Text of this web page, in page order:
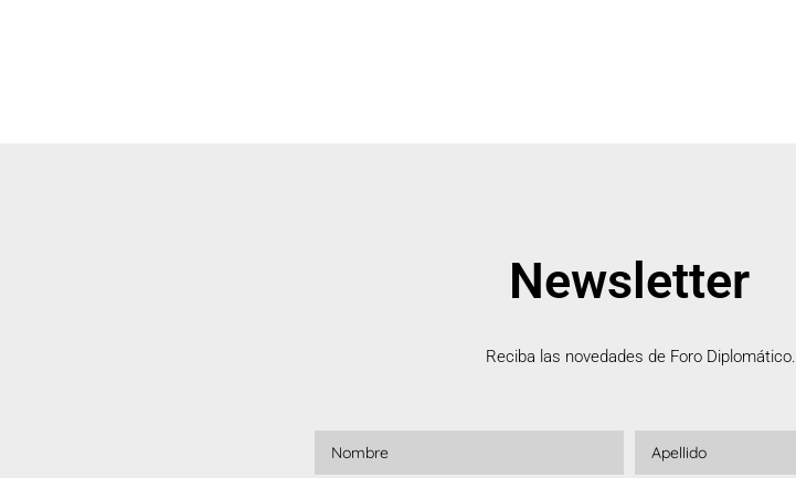
Newsletter
Reciba las novedades de Foro Diplomático.